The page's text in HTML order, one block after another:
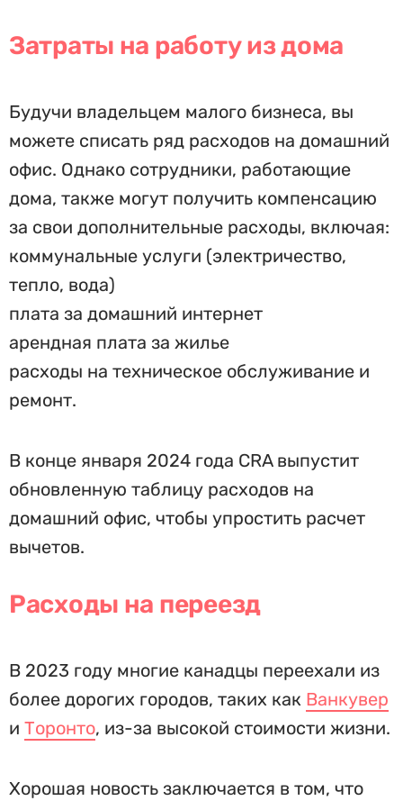
Затраты на работу из дома
Будучи владельцем малого бизнеса, вы
можете списать ряд расходов на домашний
офис. Однако сотрудники, работающие
дома, также могут получить компенсацию
за свои дополнительные расходы, включая:
коммунальные услуги (электричество,
тепло, вода)
плата за домашний интернет
арендная плата за жилье
расходы на техническое обслуживание и
ремонт.
В конце января 2024 года CRA выпустит
обновленную таблицу расходов на
домашний офис, чтобы упростить расчет
вычетов.
Расходы на переезд
В 2023 году многие канадцы переехали из
более дорогих городов, таких как Ванкувер
и Торонто, из-за высокой стоимости жизни.
Хорошая новость заключается в том, что